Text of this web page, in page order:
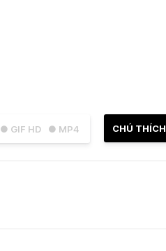
● GIF HD ● MP4 CHÚ THÍCH